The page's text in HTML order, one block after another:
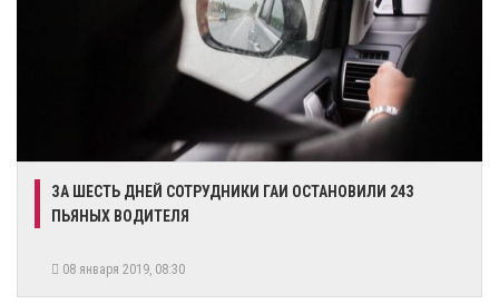
ЗА ШЕСТЬ ДНЕЙ СОТРУДНИКИ ГАИ ОСТАНОВИЛИ 243
ПЬЯНЫХ ВОДИТЕЛЯ
08 января 2019, 08:30